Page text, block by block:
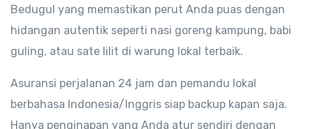
Bedugul yang memastikan perut Anda puas dengan
hidangan autentik seperti nasi goreng kampung, babi
guling, atau sate lilit di warung lokal terbaik.
Asuransi perjalanan 24 jam dan pemandu lokal
berbahasa Indonesia/Inggris siap backup kapan saja.
Hanya penginapan yang Anda atur sendiri dengan